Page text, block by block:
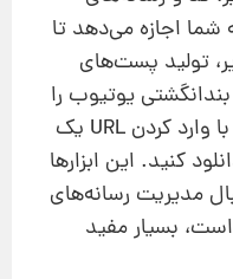
اجازه می‌دهد تا
تولید پست‌های
یوتیوب را
انجام دهید. می‌توانید به راحتی با وارد کردن URL یک
کنید. این ابزارها
مدیریت رسانه‌های
بسیار مفید